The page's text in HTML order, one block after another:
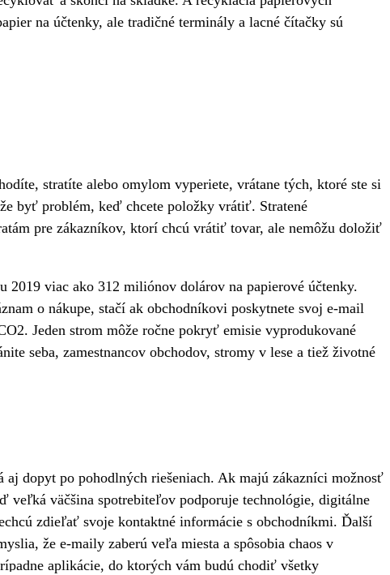
na účtenky, ale tradičné terminály a lacné čítačky sú
stratíte alebo omylom vyperiete, vrátane tých, ktoré ste si
byť problém, keď chcete položky vrátiť. Stratené
pre zákazníkov, ktorí chcú vrátiť tovar, ale nemôžu doložiť
2019 viac ako 312 miliónov dolárov na papierové účtenky.
o nákupe, stačí ak obchodníkovi poskytnete svoj e-mail
Jeden strom môže ročne pokryť emisie vyprodukované
seba, zamestnancov obchodov, stromy v lese a tiež životné
dopyt po pohodlných riešeniach. Ak majú zákazníci možnosť
väčšina spotrebiteľov podporuje technológie, digitálne
zdieľať svoje kontaktné informácie s obchodníkmi. Ďalší
že e-maily zaberú veľa miesta a spôsobia chaos v
aplikácie, do ktorých vám budú chodiť všetky